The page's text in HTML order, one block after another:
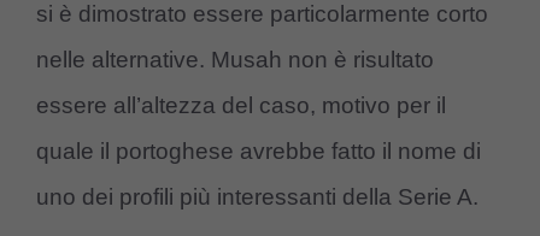
si è dimostrato essere particolarmente corto
nelle alternative. Musah non è risultato
essere all’altezza del caso, motivo per il
quale il portoghese avrebbe fatto il nome di
uno dei profili più interessanti della Serie A.